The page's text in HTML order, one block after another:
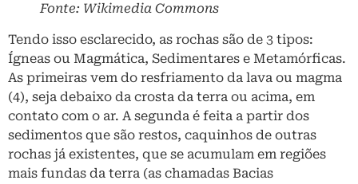
Fonte: Wikimedia Commons
Tendo isso esclarecido, as rochas são de 3 tipos:
Ígneas ou Magmática, Sedimentares e Metamórficas.
As primeiras vem do resfriamento da lava ou magma
(4), seja debaixo da crosta da terra ou acima, em
contato com o ar. A segunda é feita a partir dos
sedimentos que são restos, caquinhos de outras
rochas já existentes, que se acumulam em regiões
mais fundas da terra (as chamadas Bacias